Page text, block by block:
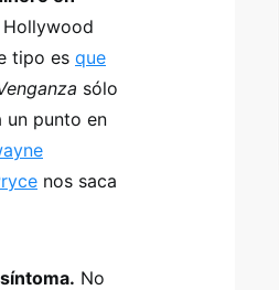
Hollywood
tipo es que
sólo
un punto en
nos saca
No